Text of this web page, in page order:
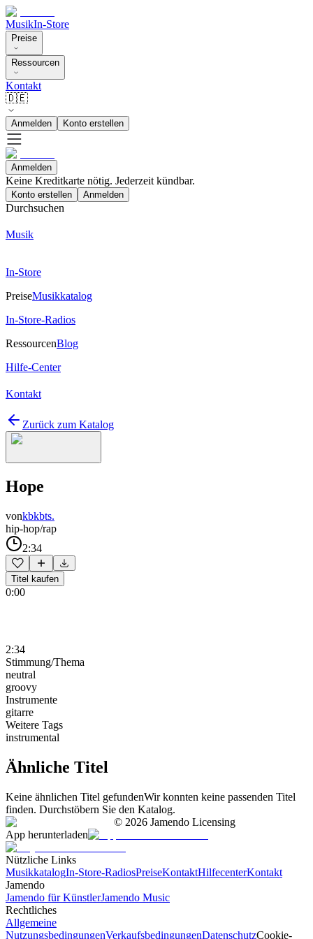
MusikIn-Store
Preise
Ressourcen
Kontakt
🇩🇪
Anmelden Konto erstellen
Anmelden
Keine Kreditkarte nötig. Jederzeit kündbar.
Konto erstellen Anmelden
Durchsuchen
Musik
In-Store
PreiseMusikkatalog
In-Store-Radios
RessourcenBlog
Hilfe-Center
Kontakt
Zurück zum Katalog
Hope
vonkbkbts.
hip-hop/rap
2:34
Titel kaufen
0:00
2:34
Stimmung/Thema
neutral
groovy
Instrumente
gitarre
Weitere Tags
instrumental
Ähnliche Titel
Keine ähnlichen Titel gefundenWir konnten keine passenden Titel
finden. Durchstöbern Sie den Katalog.
© 2026 Jamendo Licensing
App herunterladen
Nützliche Links
MusikkatalogIn-Store-RadiosPreiseKontaktHilfecenterKontakt
Jamendo
Jamendo für KünstlerJamendo Music
Rechtliches
Allgemeine
NutzungsbedingungenVerkaufsbedingungenDatenschutzCookie-